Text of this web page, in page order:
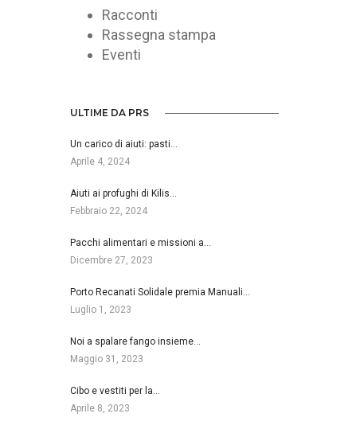
Racconti
Rassegna stampa
Eventi
ULTIME DA PRS
Un carico di aiuti: pasti…
Aprile 4, 2024
Aiuti ai profughi di Kilis…
Febbraio 22, 2024
Pacchi alimentari e missioni a…
Dicembre 27, 2023
Porto Recanati Solidale premia Manuali…
Luglio 1, 2023
Noi a spalare fango insieme…
Maggio 31, 2023
Cibo e vestiti per la…
Aprile 8, 2023